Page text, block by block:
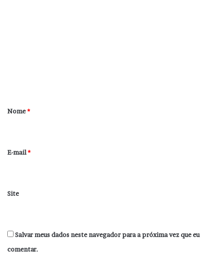
r
*
Nome*
E-mail*
Site
Salvar meus dados neste navegador para a próxima vez que eu
comentar.